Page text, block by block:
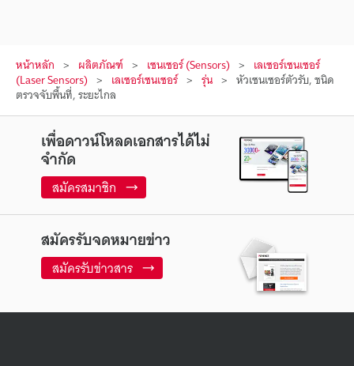
หน้าหลัก ผลิตภัณฑ์ เซนเซอร์ (Sensors) เลเซอร์เซนเซอร์
(Laser Sensors) เลเซอร์เซนเซอร์ รุ่น หัวเซนเซอร์ตัวรับ, ชนิด
ตรวจจับพื้นที่, ระยะไกล
เพื่อดาวน์โหลดเอกสารได้ไม่
จำกัด
สมัครสมาชิก
สมัครรับจดหมายข่าว
สมัครรับข่าวสาร